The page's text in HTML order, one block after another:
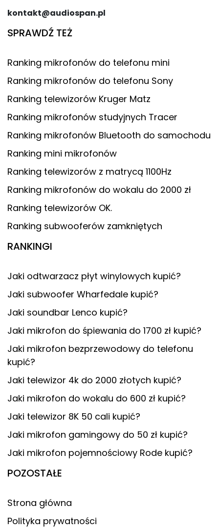
kontakt@audiospan.pl
SPRAWDŹ TEŻ
Ranking mikrofonów do telefonu mini
Ranking mikrofonów do telefonu Sony
Ranking telewizorów Kruger Matz
Ranking mikrofonów studyjnych Tracer
Ranking mikrofonów Bluetooth do samochodu
Ranking mini mikrofonów
Ranking telewizorów z matrycą 1100Hz
Ranking mikrofonów do wokalu do 2000 zł
Ranking telewizorów OK.
Ranking subwooferów zamkniętych
RANKINGI
Jaki odtwarzacz płyt winylowych kupić?
Jaki subwoofer Wharfedale kupić?
Jaki soundbar Lenco kupić?
Jaki mikrofon do śpiewania do 1700 zł kupić?
Jaki mikrofon bezprzewodowy do telefonu
kupić?
Jaki telewizor 4k do 2000 złotych kupić?
Jaki mikrofon do wokalu do 600 zł kupić?
Jaki telewizor 8K 50 cali kupić?
Jaki mikrofon gamingowy do 50 zł kupić?
Jaki mikrofon pojemnościowy Rode kupić?
POZOSTAŁE
Strona główna
Polityka prywatności